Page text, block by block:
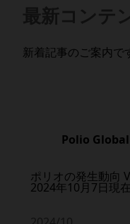
新着記事のご案内で
Polio
ポリオの発生動向
2024年10月7日現在